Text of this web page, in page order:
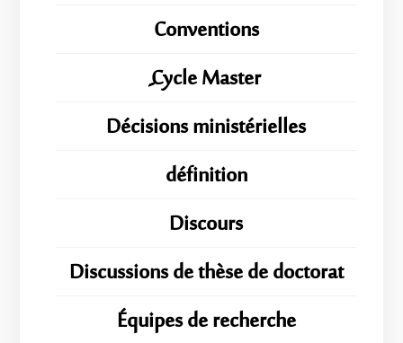
Conventions
ِِِCycle Master
Décisions ministérielles
définition
Discours
Discussions de thèse de doctorat
Équipes de recherche